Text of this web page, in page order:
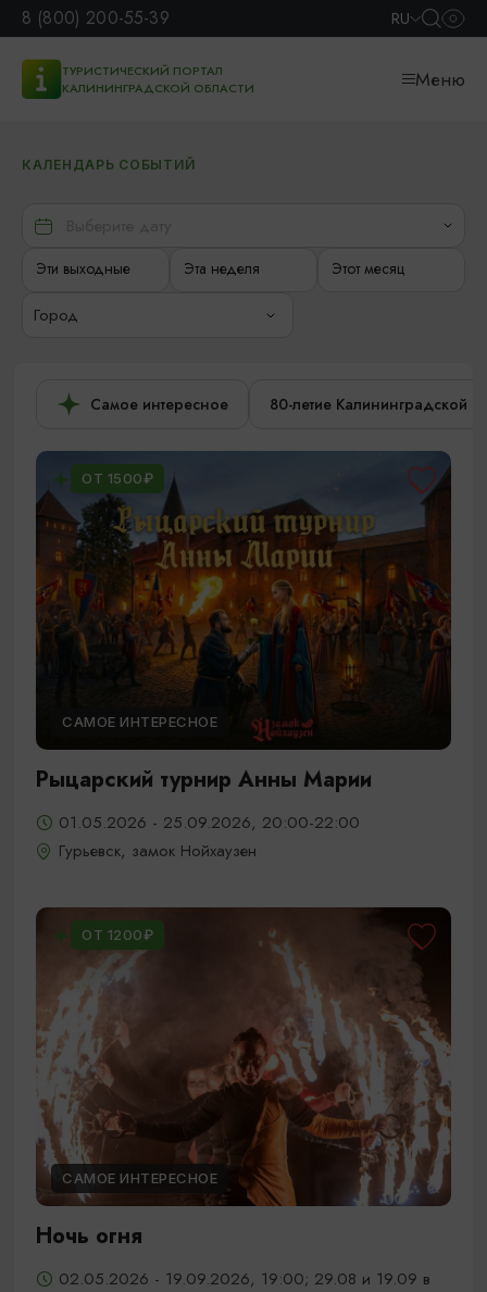
8 (800) 200-55-39 RU
ТУРИСТИЧЕСКИЙ ПОРТАЛ
КАЛИНИНГРАДСКОЙ ОБЛАСТИ
Меню
КАЛЕНДАРЬ СОБЫТИЙ
Эти выходные Эта неделя Этот месяц
Город
Самое интересное 80-летие Калининградской
ОТ 1500₽
САМОЕ ИНТЕРЕСНОЕ
Рыцарский турнир Анны Марии
01.05.2026 - 25.09.2026, 20:00-22:00
Гурьевск, замок Нойхаузен
ОТ 1200₽
САМОЕ ИНТЕРЕСНОЕ
Ночь огня
02.05.2026 - 19.09.2026, 19:00; 29.08 и 19.09 в